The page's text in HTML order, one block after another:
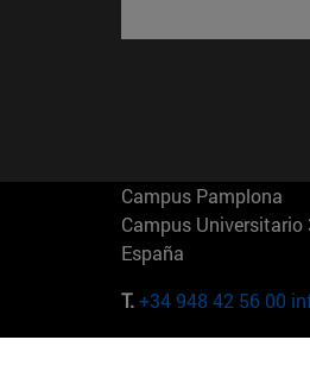
Campus Pamplona
Campus
España
T.+34 948 42 56 00